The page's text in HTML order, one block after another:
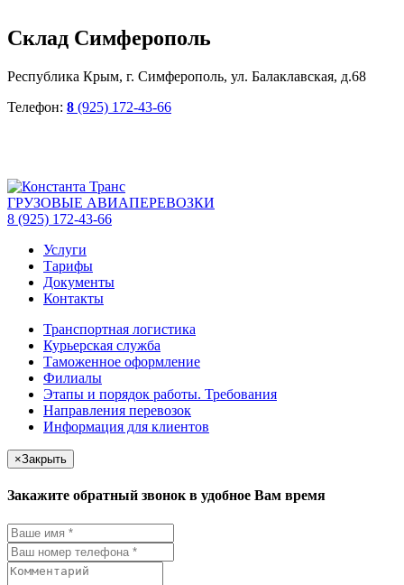
Склад Симферополь
Республика Крым, г. Симферополь, ул. Балаклавская, д.68
Телефон: 8 (925) 172-43-66
ГРУЗОВЫЕ АВИАПЕРЕВОЗКИ
8 (925) 172-43-66
Услуги
Тарифы
Документы
Контакты
Транспортная логистика
Курьерская служба
Таможенное оформление
Филиалы
Этапы и порядок работы. Требования
Направления перевозок
Информация для клиентов
×Закрыть
Закажите обратный звонок в удобное Вам время